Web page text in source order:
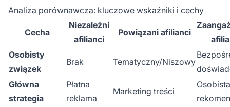
Analiza porównawcza: kluczowe wskaźniki i cechy
Cecha
Niezależni
afilianci
Powiązani afilianci
Osobisty
związek
Brak Tematyczny/Niszowy
Główna
strategia
Płatna
reklama
Marketing treści
Osobista